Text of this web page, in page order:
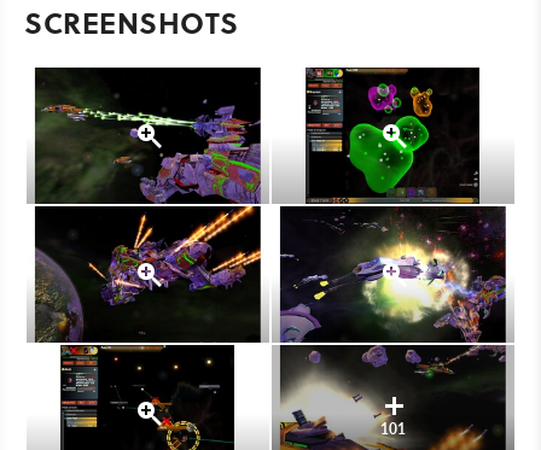
SCREENSHOTS
101